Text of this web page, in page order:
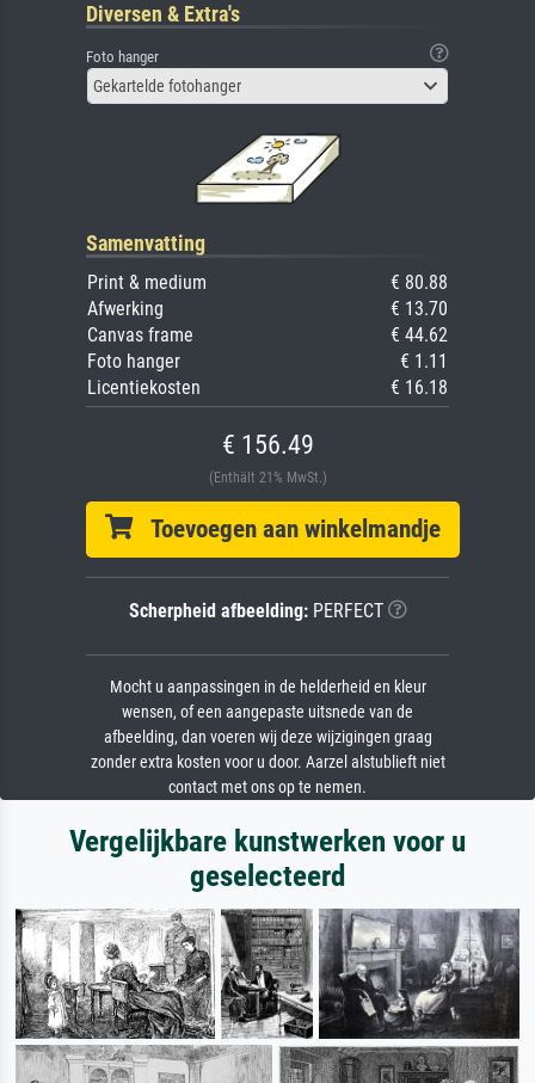
Diversen & Extra's
Foto hanger
Gekartelde fotohanger
Samenvatting
Print & medium
€ 80.88
Afwerking
€ 13.70
Canvas frame
€ 44.62
Foto hanger
€ 1.11
Licentiekosten
€ 16.18
€ 156.49
(Enthält 21% MwSt.)
Toevoegen aan winkelmandje
Scherpheid afbeelding:PERFECT
Mocht u aanpassingen in de helderheid en kleur
wensen, of een aangepaste uitsnede van de
afbeelding, dan voeren wij deze wijzigingen graag
zonder extra kosten voor u door. Aarzel alstublieft niet
contact met ons op te nemen.
Vergelijkbare kunstwerken voor u
geselecteerd